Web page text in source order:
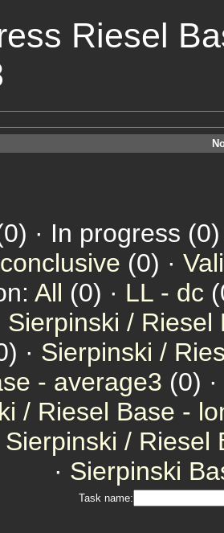
Riesel
· In progress
(0) ·
All (0) · LL - dc
Sierpinski / Riesel
· Sierpinski /
- average3 (0) ·
/ Riesel Base -
Sierpinski / Riesel
· Sierpinski
Task name: